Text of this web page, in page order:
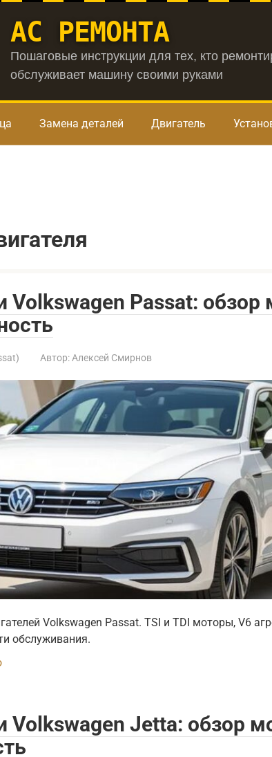
АС РЕМОНТА
Пошаговые инструкции для тех, кто
обслуживает машину своими руками
Замена деталей Двигатель
Volkswagen Passat: обзор
Автор: Алексей Смирнов
Volkswagen Passat. TSI и TDI моторы, V6
обслуживания.
Volkswagen Jetta: обзор